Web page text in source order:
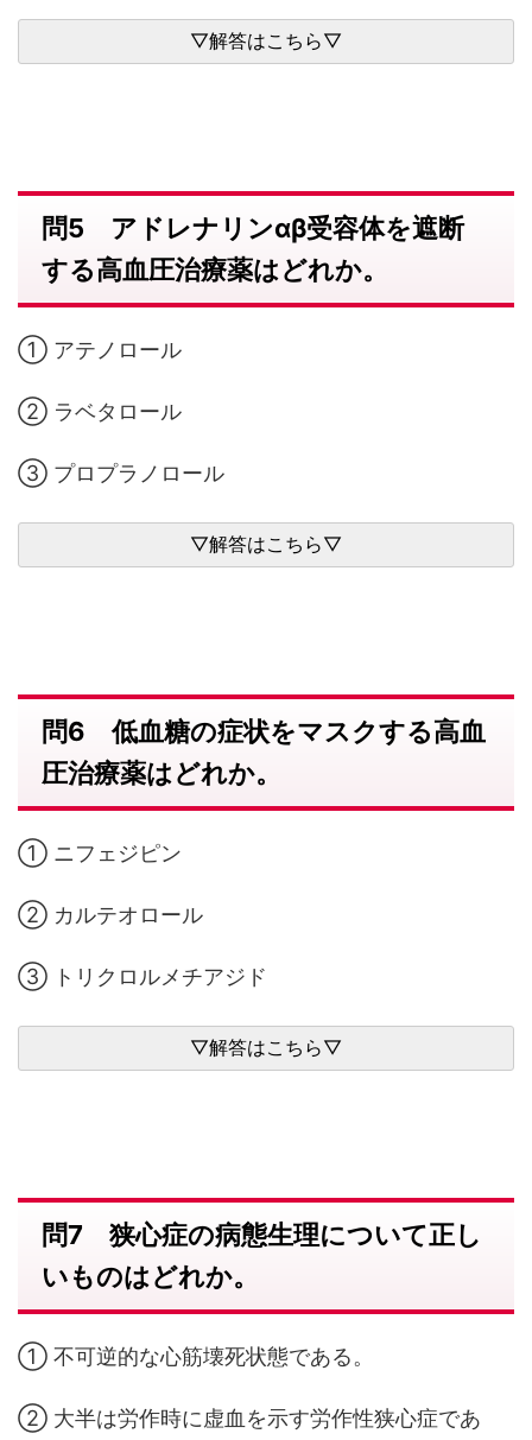
問5 アドレナリンαβ受容体を遮断
する高血圧治療薬はどれか。
① アテノロール
② ラベタロール
③ プロプラノロール
問6 低血糖の症状をマスクする高血
圧治療薬はどれか。
① ニフェジピン
② カルテオロール
③ トリクロルメチアジド
問7 狭心症の病態生理について正し
いものはどれか。
① 不可逆的な心筋壊死状態である。
② 大半は労作時に虚血を示す労作性狭心症であ